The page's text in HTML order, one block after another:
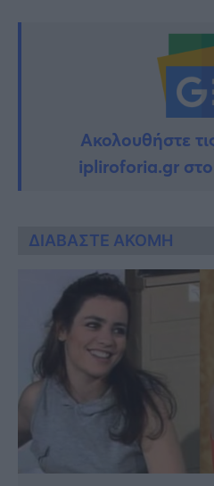
Ακολουθήστε
ipliroforia.gr
ΔΙΑΒΑΣΤΕ ΑΚΟΜΗ